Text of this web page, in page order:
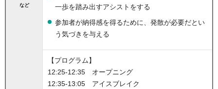
など
一歩を踏み出すアシストをする
参加者が納得感を得るために、発散が必要だとい
う気づきを与える
【プログラム】
12:25-12:35 オープニング
12:35-13:05 アイスブレイク